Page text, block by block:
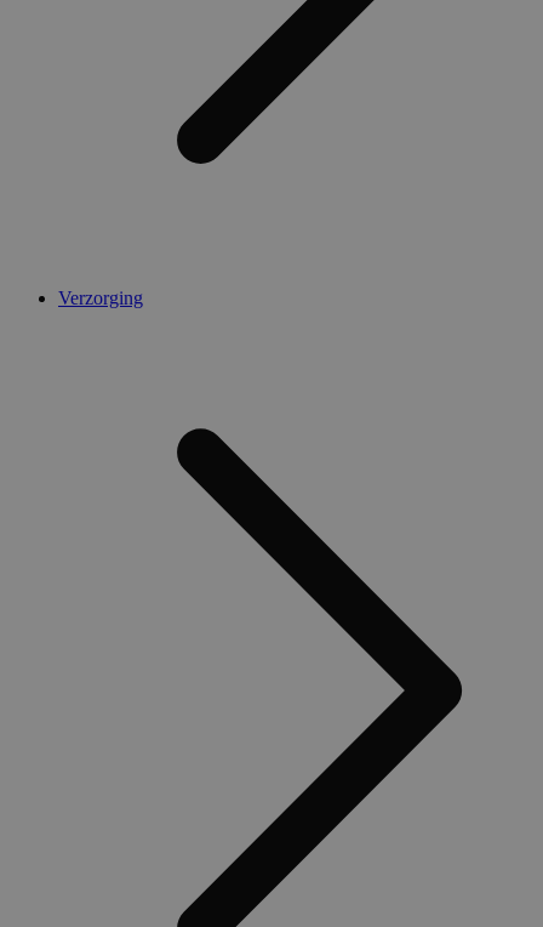
Verzorging